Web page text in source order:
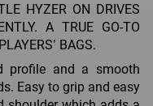
HYZER ON DRIVES
A TRUE GO-TO
BAGS.
profile and a smooth
Easy to grip and easy